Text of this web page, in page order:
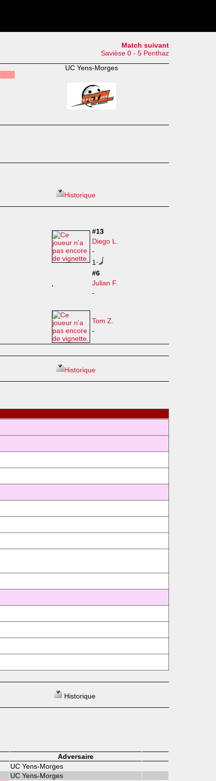
Match suivant
Savièse 0 - 5 Penthaz
UC Yens-Morges
Historique
#13
Diego L.
-
1
#6
Julian F.
-
Tom Z.
-
Historique
Historique
Adversaire
UC Yens-Morges
UC Yens-Morges